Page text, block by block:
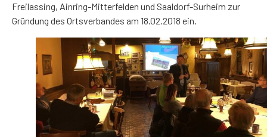
Freilassing, Ainring-Mitterfelden und Saaldorf-Surheim zur
Gründung des Ortsverbandes am 18.02.2018 ein.